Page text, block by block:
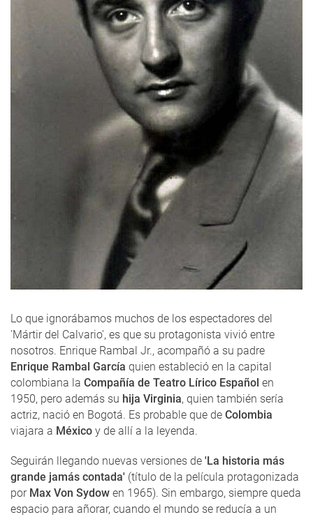
Lo que ignorábamos muchos de los espectadores del
'Mártir del Calvario', es que su protagonista vivió entre
nosotros. Enrique Rambal Jr., acompañó a su padre
Enrique Rambal García quien estableció en la capital
colombiana la Compañía de Teatro Lírico Español en
1950, pero además su hija Virginia, quien también sería
actriz, nació en Bogotá. Es probable que de Colombia
viajara a México y de allí a la leyenda.
Seguirán llegando nuevas versiones de 'La historia más
grande jamás contada' (título de la película protagonizada
por Max Von Sydow en 1965). Sin embargo, siempre queda
espacio para añorar, cuando el mundo se reducía a un